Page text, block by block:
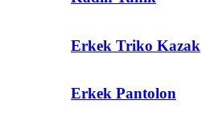
Erkek Triko Kazak
Erkek Pantolon